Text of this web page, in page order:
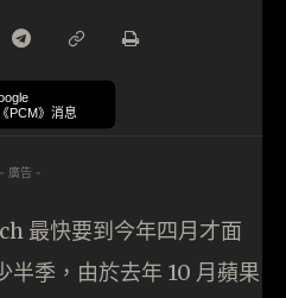
PCM》消息
- 廣告 -
最快要到今年四月才面
半季，由於去年 10 月蘋果